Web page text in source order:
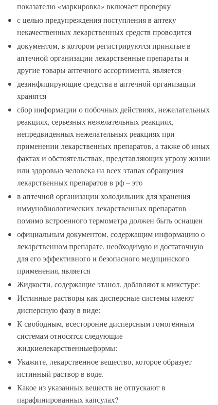
показателю «маркировка» включает проверку
с целью предупреждения поступления в аптеку
некачественных лекарственных средств проводится
документом, в котором регистрируются принятые в
аптечной организации лекарственные препараты и
другие товары аптечного ассортимента, является
дезинфицирующие средства в аптечной организации
хранятся
сбор информации о побочных действиях, нежелательных
реакциях, серьезных нежелательных реакциях,
непредвиденных нежелательных реакциях при
применении лекарственных препаратов, а также об иных
фактах и обстоятельствах, представляющих угрозу жизни
или здоровью человека на всех этапах обращения
лекарственных препаратов в рф – это
в аптечной организации холодильник для хранения
иммунобиологических лекарственных препаратов
помимо встроенного термометра должен быть оснащен
официальным документом, содержащим информацию о
лекарственном препарате, необходимую и достаточную
для его эффективного и безопасного медицинского
применения, является
Жидкости, содержащие этанол, добавляют к микстуре:
Истинные растворы как дисперсные системы имеют
дисперсную фазу в виде:
К свободным, всесторонне дисперсным гомогенным
системам относятся следующие
жидкиелекарственныеформы:
Укажите, лекарственное вещество, которое образует
истинный раствор в воде.
Какое из указанных веществ не отпускают в
парафинированных капсулах?